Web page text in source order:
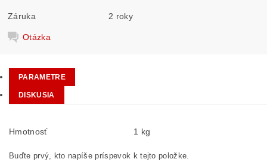
Záruka 2 roky
Otázka
PARAMETRE
DISKUSIA
Hmotnosť 1 kg
Buďte prvý, kto napíše príspevok k tejto položke.